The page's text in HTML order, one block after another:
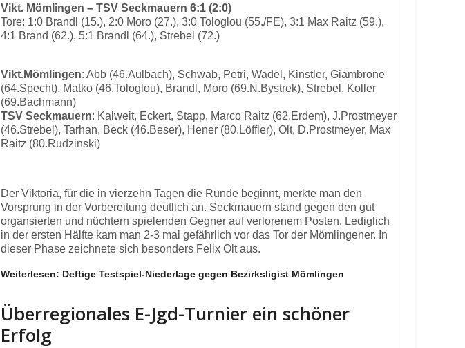
Vikt. Mömlingen – TSV Seckmauern 6:1 (2:0)
Tore: 1:0 Brandl (15.), 2:0 Moro (27.), 3:0 Tologlou (55./FE), 3:1 Max Raitz (59.),
4:1 Brand (62.), 5:1 Brandl (64.), Strebel (72.)
Vikt.Mömlingen: Abb (46.Aulbach), Schwab, Petri, Wadel, Kinstler, Giambrone
(64.Specht), Matko (46.Tologlou), Brandl, Moro (69.N.Bystrek), Strebel, Koller
(69.Bachmann)
TSV Seckmauern: Kalweit, Eckert, Stapp, Marco Raitz (62.Erdem), J.Prostmeyer
(46.Strebel), Tarhan, Beck (46.Beser), Hener (80.Löffler), Olt, D.Prostmeyer, Max
Raitz (80.Rudzinski)
Der Viktoria, für die in vierzehn Tagen die Runde beginnt, merkte man den
Vorsprung in der Vorbereitung deutlich an. Seckmauern stand gegen den gut
organsierten und nüchtern spielenden Gegner auf verlorenem Posten. Lediglich
in der ersten Hälfte kam man 2-3 mal gefährlich vor das Tor der Mömlingener. In
dieser Phase zeichnete sich besonders Felix Olt aus.
Weiterlesen: Deftige Testspiel-Niederlage gegen Bezirksligist Mömlingen
Überregionales E-Jgd-Turnier ein schöner
Erfolg